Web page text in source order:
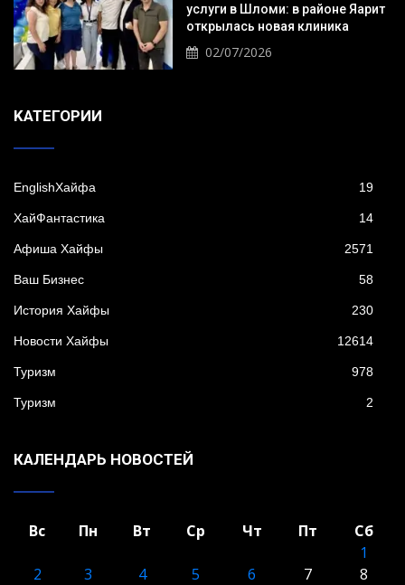
услуги в Шломи: в районе Яарит
открылась новая клиника
02/07/2026
KАТЕГОРИИ
EnglishХайфа 19
XайФантастика 14
Афиша Хайфы 2571
Ваш Бизнес 58
История Хайфы 230
Новости Хайфы 12614
Туризм 978
Туризм 2
КАЛЕНДАРЬ НОВОСТЕЙ
Вс Пн Вт Ср Чт Пт
Сб
1
2
3 4 5 6 7
8